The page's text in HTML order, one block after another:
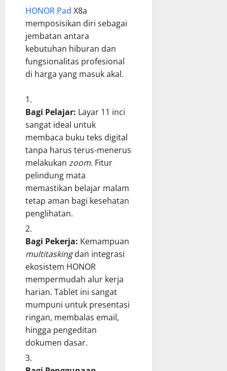
HONOR Pad X8a
memposisikan diri sebagai
jembatan antara
kebutuhan hiburan dan
fungsionalitas profesional
di harga yang masuk akal.
Bagi Pelajar: Layar 11 inci
sangat ideal untuk
membaca buku teks digital
tanpa harus terus-menerus
melakukan zoom. Fitur
pelindung mata
memastikan belajar malam
tetap aman bagi kesehatan
penglihatan.
Bagi Pekerja: Kemampuan
multitaskingdan integrasi
ekosistem HONOR
mempermudah alur kerja
harian. Tablet ini sangat
mumpuni untuk presentasi
ringan, membalas email,
hingga pengeditan
dokumen dasar.